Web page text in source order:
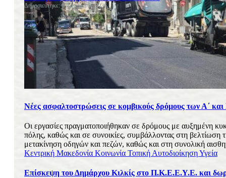
Νέες ασφαλτοστρώσεις σε κομβικούς δρόμους των Α΄
Οι εργασίες πραγματοποιήθηκαν σε δρόμους με αυξημένη
πόλης, καθώς και σε συνοικίες, συμβάλλοντας στη
μετακίνηση οδηγών και πεζών, καθώς και στη συνολική
Κεντρική Μακεδονία Κοινωνία Τοπική ΑυτοδιοίκησηΥγεία
Επίσκεψη του Δημάρχου Κιλκίς στο Π.Κ.Ε.Ε.Υ.Ε. και
Δημοσιεύτηκε: 6 Αυγούστου 2026
Μόνιμες Στήλες
Ελλάδα
Πολιτική
Οικονομία
Κοινωνία
Πολιτισμός
Αθλητικά
ΟΡΟΙ ΧΡΗΣΗΣ
ΠΟΛΙΤΙΚΗ ΠΡΟΣΤΑΣΙΑΣ ΑΠΟΡΡΗΤΟΥ
pyrranews.gr | Ταυτότητα